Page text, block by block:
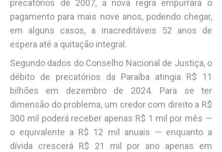
precatórios de 2007, a nova regra empurrará o
pagamento para mais nove anos, podendo chegar,
em alguns casos, a inacreditáveis 52 anos de
espera até a quitação integral.
Segundo dados do Conselho Nacional de Justiça, o
débito de precatórios da Paraíba atingia R$ 11
bilhões em dezembro de 2024. Para se ter
dimensão do problema, um credor com direito a R$
300 mil poderá receber apenas R$ 1 mil por mês —
o equivalente a R$ 12 mil anuais — enquanto a
dívida crescerá R$ 21 mil por ano apenas em